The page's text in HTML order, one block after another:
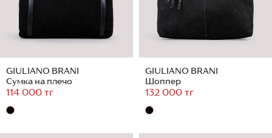
GIULIANO BRANI
Сумка на плечо
114 000 тг
GIULIANO BRANI
Шоппер
132 000 тг